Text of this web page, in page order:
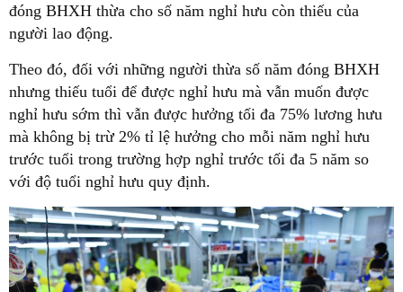
đóng BHXH thừa cho số năm nghỉ hưu còn thiếu của
người lao động.
Theo đó, đối với những người thừa số năm đóng BHXH
nhưng thiếu tuổi để được nghỉ hưu mà vẫn muốn được
nghỉ hưu sớm thì vẫn được hưởng tối đa 75% lương hưu
mà không bị trừ 2% tỉ lệ hưởng cho mỗi năm nghỉ hưu
trước tuổi trong trường hợp nghỉ trước tối đa 5 năm so
với độ tuổi nghỉ hưu quy định.